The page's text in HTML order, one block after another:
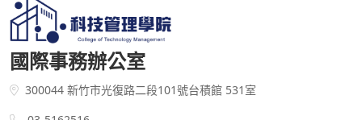
國際事務辦公室
300044 新竹市光復路二段101號台積館 531室